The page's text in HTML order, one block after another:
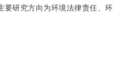
要研究方向为环境法律责任、环